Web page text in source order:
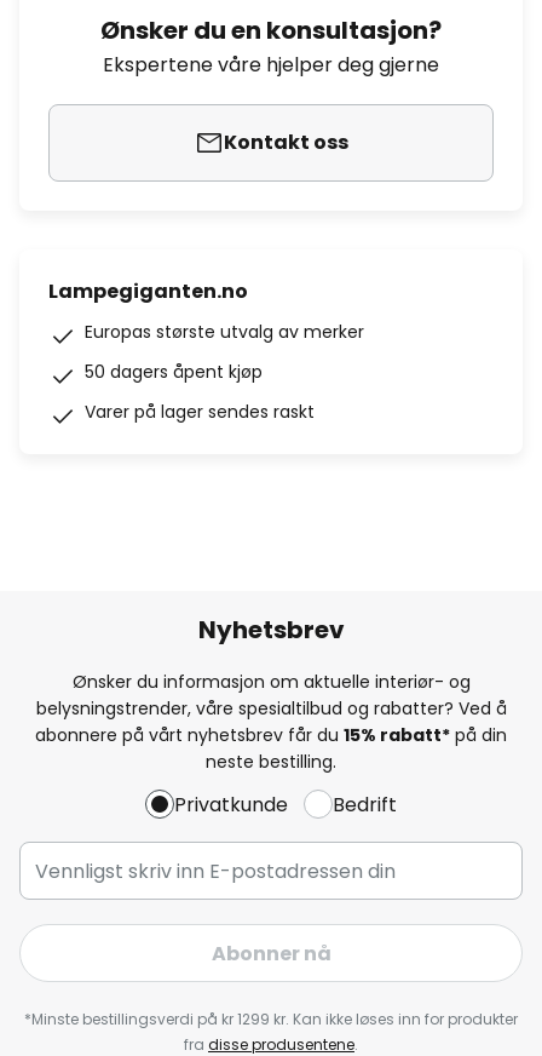
Ønsker du en konsultasjon?
Ekspertene våre hjelper deg gjerne
Kontakt oss
Lampegiganten.no
Europas største utvalg av merker
50 dagers åpent kjøp
Varer på lager sendes raskt
Nyhetsbrev
Ønsker du informasjon om aktuelle interiør- og
belysningstrender, våre spesialtilbud og rabatter? Ved å
abonnere på vårt nyhetsbrev får du 15% rabatt* på din
neste bestilling.
Privatkunde Bedrift
Abonner nå
*Minste bestillingsverdi på kr 1299 kr. Kan ikke løses inn for produkter
fra disse produsentene.